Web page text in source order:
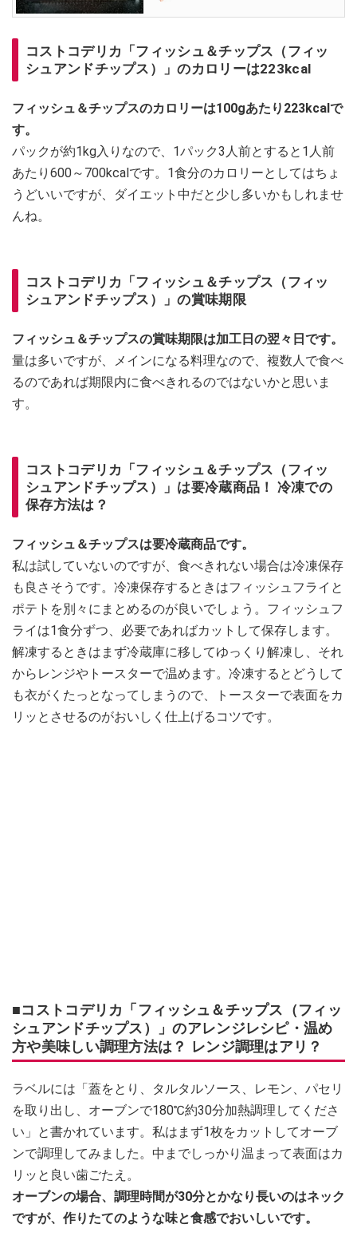
コストコデリカ「フィッシュ＆チップス（フィッ
シュアンドチップス）」のカロリーは223kcal
フィッシュ＆チップスのカロリーは100gあたり223kcalで
す。
パックが約1kg入りなので、1パック3人前とすると1人前
あたり600～700kcalです。1食分のカロリーとしてはちょ
うどいいですが、ダイエット中だと少し多いかもしれませ
んね。
コストコデリカ「フィッシュ＆チップス（フィッ
シュアンドチップス）」の賞味期限
フィッシュ＆チップスの賞味期限は加工日の翌々日です。
量は多いですが、メインになる料理なので、複数人で食べ
るのであれば期限内に食べきれるのではないかと思いま
す。
コストコデリカ「フィッシュ＆チップス（フィッ
シュアンドチップス）」は要冷蔵商品！ 冷凍での
保存方法は？
フィッシュ＆チップスは要冷蔵商品です。
私は試していないのですが、食べきれない場合は冷凍保存
も良さそうです。冷凍保存するときはフィッシュフライと
ポテトを別々にまとめるのが良いでしょう。フィッシュフ
ライは1食分ずつ、必要であればカットして保存します。
解凍するときはまず冷蔵庫に移してゆっくり解凍し、それ
からレンジやトースターで温めます。冷凍するとどうして
も衣がくたっとなってしまうので、トースターで表面をカ
リッとさせるのがおいしく仕上げるコツです。
■コストコデリカ「フィッシュ＆チップス（フィッ
シュアンドチップス）」のアレンジレシピ・温め
方や美味しい調理方法は？ レンジ調理はアリ？
ラベルには「蓋をとり、タルタルソース、レモン、パセリ
を取り出し、オーブンで180℃約30分加熱調理してくださ
い」と書かれています。私はまず1枚をカットしてオーブ
ンで調理してみました。中までしっかり温まって表面はカ
リッと良い歯ごたえ。
オーブンの場合、調理時間が30分とかなり長いのはネック
ですが、作りたてのような味と食感でおいしいです。